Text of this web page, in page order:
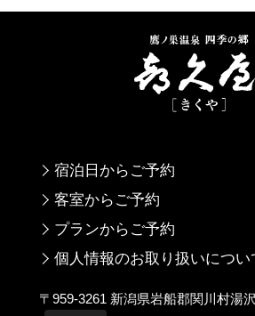
宿泊日からご予約
客室からご予約
プランからご予約
個人情報のお取り扱いについ
〒959-3261 新潟県岩船郡関川村湯